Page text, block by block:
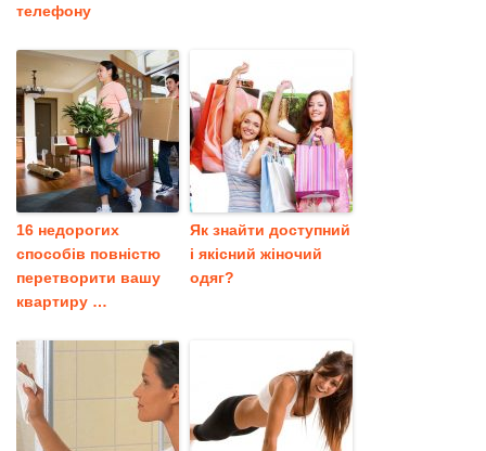
телефону
16 недорогих
способів повністю
перетворити вашу
квартиру …
Як знайти доступний
і якісний жіночий
одяг?